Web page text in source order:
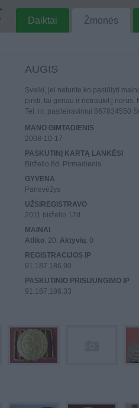
Daiktai Žmonės
AUGIS
Sveiki, jei neturite ko pasiūlyti
pirkti, tai geriau ir netraukit į
Tel. nr. pasiteiravimui 867834550
MANO GIMTADIENIS
2008-10-17
PASKUTINĮ KARTĄ LANKĖSI
Birželio 8d. Pirmadienis
GYVENA
Panevėžys
UŽSIREGISTRAVO
2011 birželio 17d.
MAINAI
Atliko: 20, Aktyvių: 0
REGISTRACIJOS IP
91.187.186.90
PASKUTINIO PRISIJUNGIMO IP
91.187.186.33